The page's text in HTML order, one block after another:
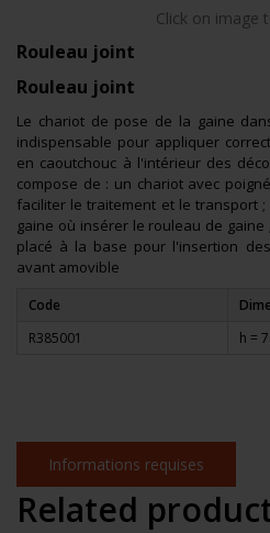
Click on image
Rouleau joint
Rouleau joint
Le chariot de pose de la gaine
indispensable pour appliquer
en caoutchouc à l'intérieur des
compose de : un chariot avec
faciliter le traitement et le transport
gaine où insérer le rouleau de
placé à la base pour l'insertion
avant amovible
Code
R385001
h =
Informations requises
Related